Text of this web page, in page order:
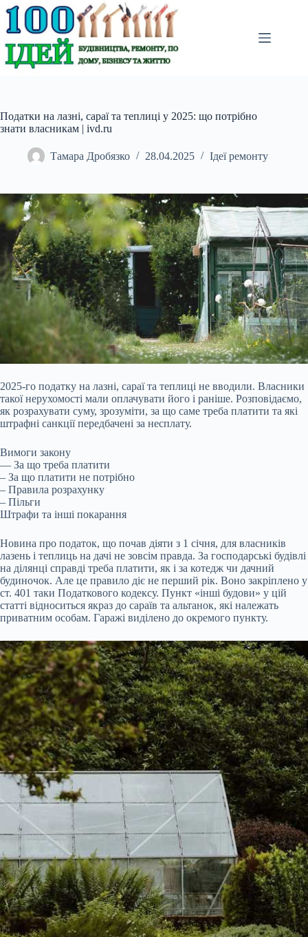
Перейти
до
вмісту
Податки на лазні, сараї та теплиці у 2025: що потрібно
знати власникам | ivd.ru
Тамара Дробязко 28.04.2025 Ідеї ремонту
2025-го податку на лазні, сараї та теплиці не вводили. Власники
такої нерухомості мали оплачувати його і раніше. Розповідаємо,
як розрахувати суму, зрозуміти, за що саме треба платити та які
штрафні санкції передбачені за несплату.
Вимоги закону
— За що треба платити
– За що платити не потрібно
– Правила розрахунку
– Пільги
Штрафи та інші покарання
Новина про податок, що почав діяти з 1 січня, для власників
лазень і теплиць на дачі не зовсім правда. За господарські будівлі
на ділянці справді треба платити, як і за котедж чи дачний
будиночок. Але це правило діє не перший рік. Воно закріплено у
ст. 401 таки Податкового кодексу. Пункт «інші будови» у цій
статті відноситься якраз до сараїв та альтанок, які належать
приватним особам. Гаражі виділено до окремого пункту.